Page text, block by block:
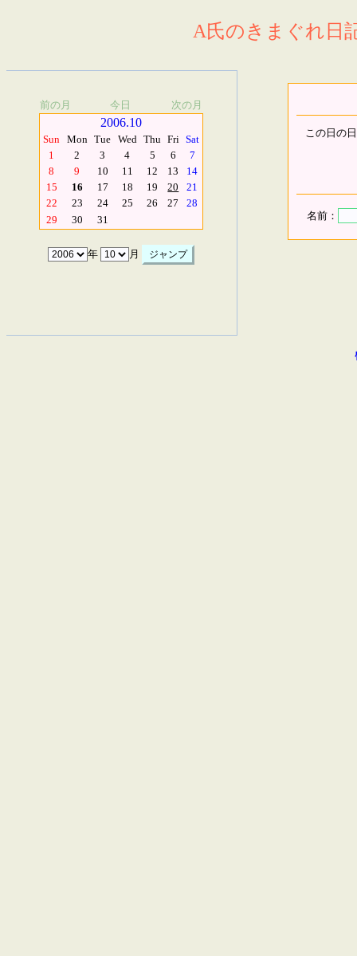
A氏のきまぐれ日
前の月 今日 次の月
2006.10
Sun Mon Tue Wed Thu Fri Sat
1
2 3 4 5 6
7
8
9 10 11 12 13
14
15
16 17 18 19 20
21
22
23 24 25 26 27
28
29
30 31
年 月
この日の
名前：